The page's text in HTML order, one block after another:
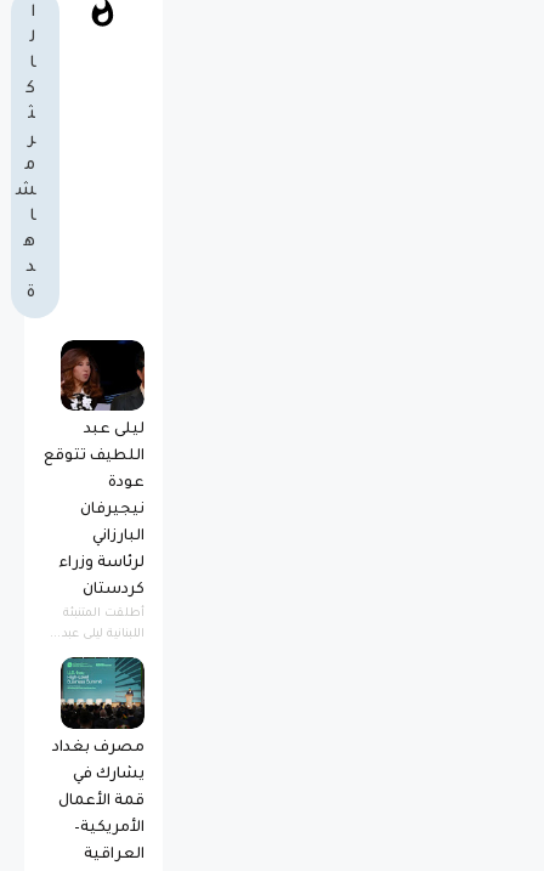
ا
ل
ا
ك
ث
ر
م
ش
ا
ه
د
ة
ليلى عبد
اللطيف تتوقع
عودة
نيجيرفان
البارزاني
لرئاسة وزراء
كردستان
أطلقت المتنبئة
اللبنانية ليلى عبد...
مصرف بغداد
يشارك في
قمة الأعمال
الأمريكية–
العراقية